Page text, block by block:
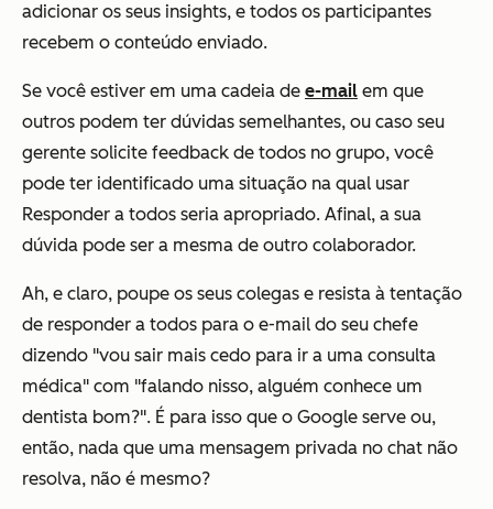
adicionar os seus insights, e todos os participantes
recebem o conteúdo enviado.
Se você estiver em uma cadeia de e-mail em que
outros podem ter dúvidas semelhantes, ou caso seu
gerente solicite feedback de todos no grupo, você
pode ter identificado uma situação na qual usar
Responder a todos seria apropriado. Afinal, a sua
dúvida pode ser a mesma de outro colaborador.
Ah, e claro, poupe os seus colegas e resista à tentação
de responder a todos para o e-mail do seu chefe
dizendo "vou sair mais cedo para ir a uma consulta
médica" com "falando nisso, alguém conhece um
dentista bom?". É para isso que o Google serve ou,
então, nada que uma mensagem privada no chat não
resolva, não é mesmo?